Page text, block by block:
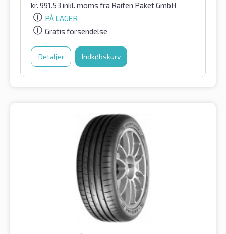
kr. 991.53 inkl. moms fra Raifen Paket GmbH
PÅ LAGER
Gratis forsendelse
Detaljer Indkøbskurv